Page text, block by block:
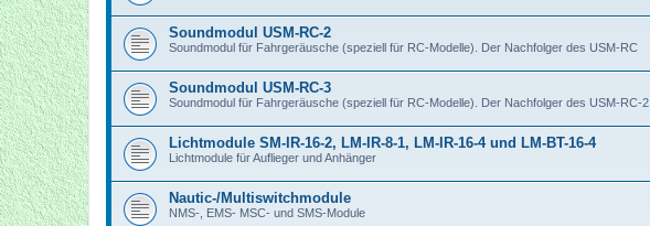
Soundmodul USM-RC-2
Soundmodul für Fahrgeräusche (speziell für RC-Modelle). Der Nachfolger des USM-RC
Soundmodul USM-RC-3
Soundmodul für Fahrgeräusche (speziell für RC-Modelle). Der Nachfolger des USM-RC-2
Lichtmodule SM-IR-16-2, LM-IR-8-1, LM-IR-16-4 und LM-BT-16-4
Lichtmodule für Auflieger und Anhänger
Nautic-/Multiswitchmodule
NMS-, EMS- MSC- und SMS-Module